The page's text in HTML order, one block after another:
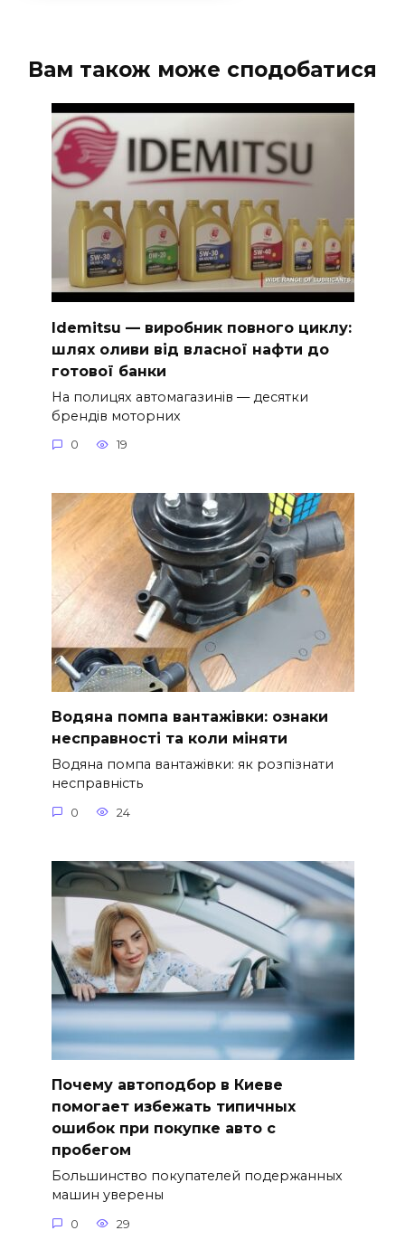
Вам також може сподобатися
Idemitsu — виробник повного циклу:
шлях оливи від власної нафти до
готової банки
На полицях автомагазинів — десятки
брендів моторних
0 19
Водяна помпа вантажівки: ознаки
несправності та коли міняти
Водяна помпа вантажівки: як розпізнати
несправність
0 24
Почему автоподбор в Киеве
помогает избежать типичных
ошибок при покупке авто с
пробегом
Большинство покупателей подержанных
машин уверены
0 29